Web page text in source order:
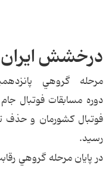
درخشش
مرحله گروهي
دوره مسابقات فوتبال
فوتبال کشورمان و حذف
رسيد.